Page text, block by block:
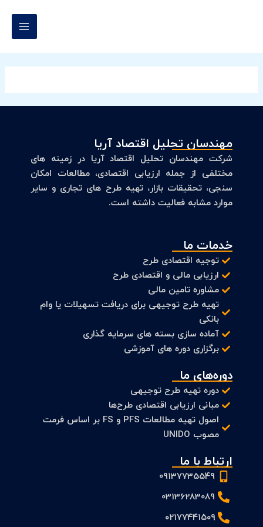
مهندسان تحلیل اقتصاد آریا
شرکت مهندسان تحلیل اقتصاد آریا در زمینه های
مختلفی از جمله ارزیابی اقتصادی، مطالعات امکان
سنجی، تحقیقات بازار، تهیه طرح های تجاری و سایر
موارد مشابه فعالیت داشته است.
خدمات ما
توجیه اقتصادی طرح
ارزیابی مالی و اقتصادی طرح
مشاوره تامین مالی
تهیه طرح توجیهی برای دریافت تسهیلات یا وام
بانکی
آماده سازی بسته های سرمایه گذاری
برگزاری دوره های آموزشی
دوره‌های ما
دوره تهیه طرح توجیهی
مبانی ارزیابی اقتصادی طرح‌ها
اصول تهیه مطالعات PFS و FS بر اساس فرمت
مصوب UNIDO
ارتباط با ما
09137735549
03136283089
۰۲۱۷۷۴۴۱۵۰۹